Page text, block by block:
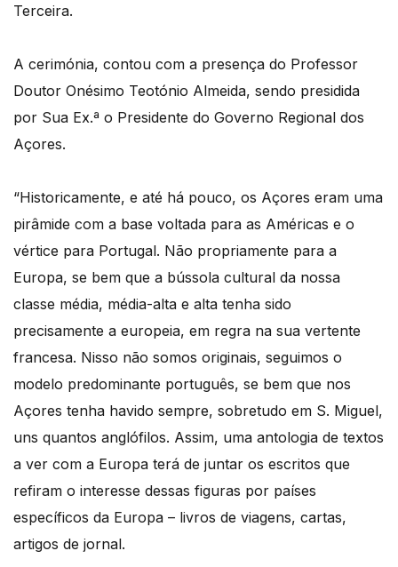
Terceira.
A cerimónia, contou com a presença do Professor
Doutor Onésimo Teotónio Almeida, sendo presidida
por Sua Ex.ª o Presidente do Governo Regional dos
Açores.
“Historicamente, e até há pouco, os Açores eram uma
pirâmide com a base voltada para as Américas e o
vértice para Portugal. Não propriamente para a
Europa, se bem que a bússola cultural da nossa
classe média, média-alta e alta tenha sido
precisamente a europeia, em regra na sua vertente
francesa. Nisso não somos originais, seguimos o
modelo predominante português, se bem que nos
Açores tenha havido sempre, sobretudo em S. Miguel,
uns quantos anglófilos. Assim, uma antologia de textos
a ver com a Europa terá de juntar os escritos que
refiram o interesse dessas figuras por países
específicos da Europa – livros de viagens, cartas,
artigos de jornal.